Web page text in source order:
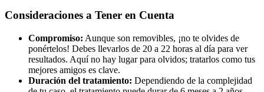
Consideraciones a Tener en Cuenta
Compromiso: Aunque son removibles, ¡no te olvides de
ponértelos! Debes llevarlos de 20 a 22 horas al día para ver
resultados. Aquí no hay lugar para olvidos; tratarlos como tus
mejores amigos es clave.
Duración del tratamiento: Dependiendo de la complejidad